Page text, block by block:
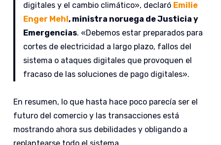
digitales y el cambio climático», declaró Emilie
Enger Mehl, ministra noruega de Justicia y
Emergencias. «Debemos estar preparados para
cortes de electricidad a largo plazo, fallos del
sistema o ataques digitales que provoquen el
fracaso de las soluciones de pago digitales».
En resumen, lo que hasta hace poco parecía ser el
futuro del comercio y las transacciones está
mostrando ahora sus debilidades y obligando a